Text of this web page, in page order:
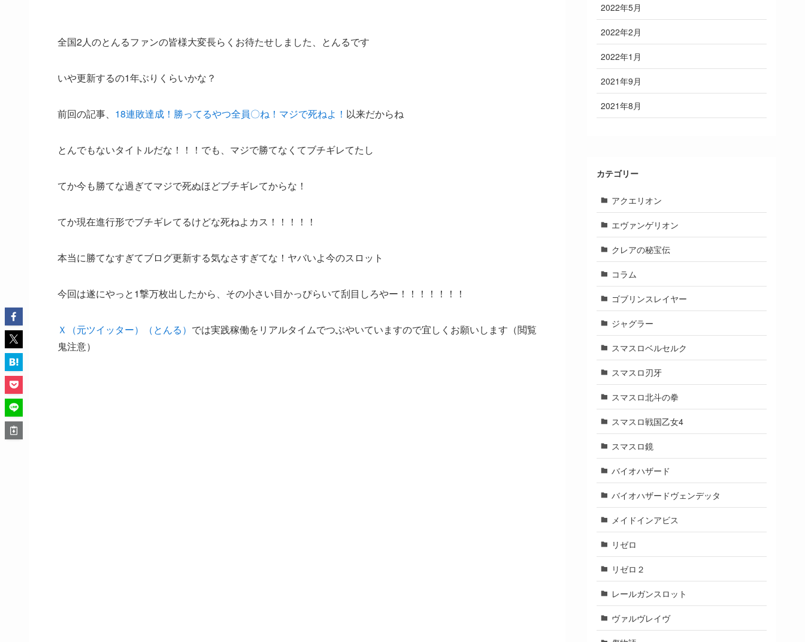
全国2人のとんるファンの皆様大変長らくお待たせしました、とんるです
いや更新するの1年ぶりくらいかな？
前回の記事、 18連敗達成！勝ってるやつ全員〇ね！マジで死ねよ！ 以来だからね
とんでもないタイトルだな！！！でも、マジで勝てなくてブチギレてたし
てか今も勝てな過ぎてマジで死ぬほどブチギレてからな！
てか現在進行形でブチギレてるけどな死ねよカス！！！！！
本当に勝てなすぎてブログ更新する気なさすぎてな！ヤバいよ今のスロット
今回は遂にやっと1撃万枚出したから、その小さい目かっぴらいて刮目しろやー！！！！！！！
Ｘ（元ツイッター）（とんる） では実践稼働をリアルタイムでつぶやいていますので宜しくお願いします（閲覧
鬼注意）
2022年5月
2022年2月
2022年1月
2021年9月
2021年8月
カテゴリー
アクエリオン
エヴァンゲリオン
クレアの秘宝伝
コラム
ゴブリンスレイヤー
ジャグラー
スマスロベルセルク
スマスロ刃牙
スマスロ北斗の拳
スマスロ戦国乙女4
スマスロ鏡
バイオハザード
バイオハザードヴェンデッタ
メイドインアビス
リゼロ
リゼロ２
レールガンスロット
ヴァルヴレイヴ